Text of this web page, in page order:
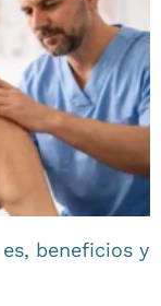
beneficios y